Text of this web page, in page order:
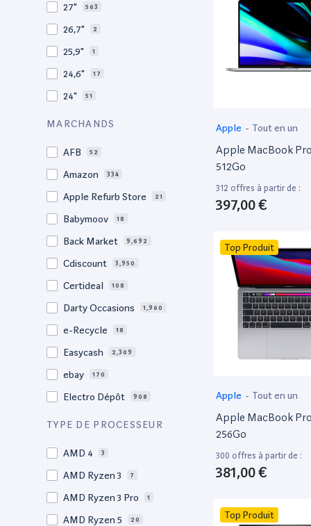
27" 563
26,7" 2
25,9" 1
24,6" 17
24" 51
21,5"
15.5" 1
15,4"
15.4" 70
15.3" 2
15" 211
MARCHANDS
AFB 52
Amazon 334
Apple Refurb Store 21
Babymoov 18
Back Market 9,692
Cdiscount 3,950
Certideal 108
Darty Occasions 1,960
e-Recycle 18
Easycash 2,309
ebay 170
Electro Dépôt 908
Factorefurb
TYPE DE PROCESSEUR
AMD 4 3
AMD Ryzen 3 7
AMD Ryzen 3 Pro 1
AMD Ryzen 5 20
Apple - Tout en un
Apple MacBook Pro
512Go
312 offres à partir de :
397,00 €
Top Produit
Apple - Tout en un
Apple MacBook Pro
256Go
300 offres à partir de :
381,00 €
Top Produit